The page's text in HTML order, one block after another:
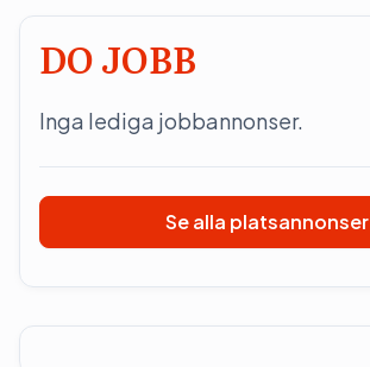
DO JOBB
Inga lediga jobbannonser.
Se alla platsannonser